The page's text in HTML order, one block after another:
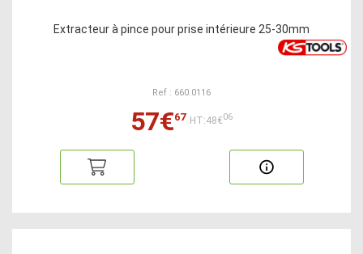
Extracteur à pince pour prise intérieure 25-30mm
Ref : 660.0116
57€67 HT:48€06